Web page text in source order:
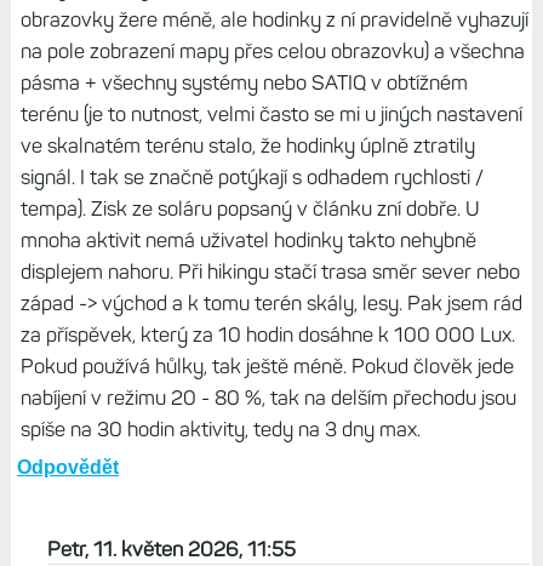
obrazovky žere méně, ale hodinky z ní pravidelně vyhazují
na pole zobrazení mapy přes celou obrazovku) a všechna
pásma + všechny systémy nebo SATIQ v obtížném
terénu (je to nutnost, velmi často se mi u jiných nastavení
ve skalnatém terénu stalo, že hodinky úplně ztratily
signál. I tak se značně potýkají s odhadem rychlosti /
tempa). Zisk ze soláru popsaný v článku zní dobře. U
mnoha aktivit nemá uživatel hodinky takto nehybně
displejem nahoru. Při hikingu stačí trasa směr sever nebo
západ -> východ a k tomu terén skály, lesy. Pak jsem rád
za příspěvek, který za 10 hodin dosáhne k 100 000 Lux.
Pokud používá hůlky, tak ještě méně. Pokud člověk jede
nabíjení v režimu 20 - 80 %, tak na delším přechodu jsou
spíše na 30 hodin aktivity, tedy na 3 dny max.
Odpovědět
Petr, 11. květen 2026, 11:55